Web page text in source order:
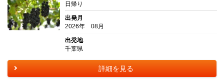
日帰り
出発月
2026年 08月
出発地
千葉県
詳細を見る